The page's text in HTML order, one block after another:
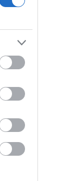
(1)
(1)
(1)
1)